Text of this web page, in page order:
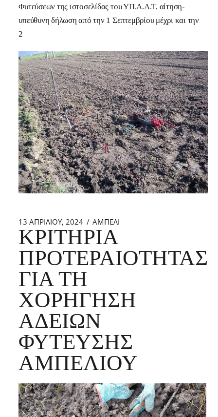
Φυτεύσεων της ιστοσελίδας του ΥΠ.Α.Α.Τ, αίτηση-
υπεύθυνη δήλωση από την 1 Σεπτεμβρίου μέχρι και την
2
13 ΑΠΡΙΛΊΟΥ, 2024 ΑΜΠΕΛΙ
ΚΡΙΤΉΡΙΑ
ΠΡΟΤΕΡΑΙΌΤΗΤΑΣ
ΓΙΑ ΤΗ
ΧΟΡΉΓΗΣΗ
ΑΔΕΙΏΝ
ΦΎΤΕΥΣΗΣ
ΑΜΠΕΛΙΟΎ